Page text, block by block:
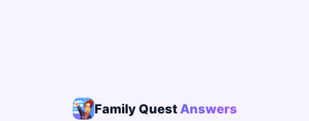
Family Quest Answers